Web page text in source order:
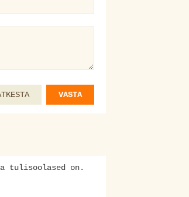
VASTA
tulisoolased on.